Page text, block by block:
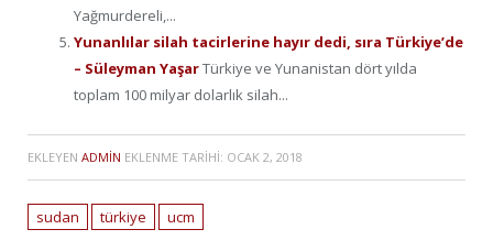
Yağmurdereli,...
Yunanlılar silah tacirlerine hayır dedi, sıra Türkiye’de
– Süleyman YaşarTürkiye ve Yunanistan dört yılda
toplam 100 milyar dolarlık silah...
EKLEYEN ADMIN EKLENME TARIHI: OCAK 2, 2018
sudan türkiye ucm